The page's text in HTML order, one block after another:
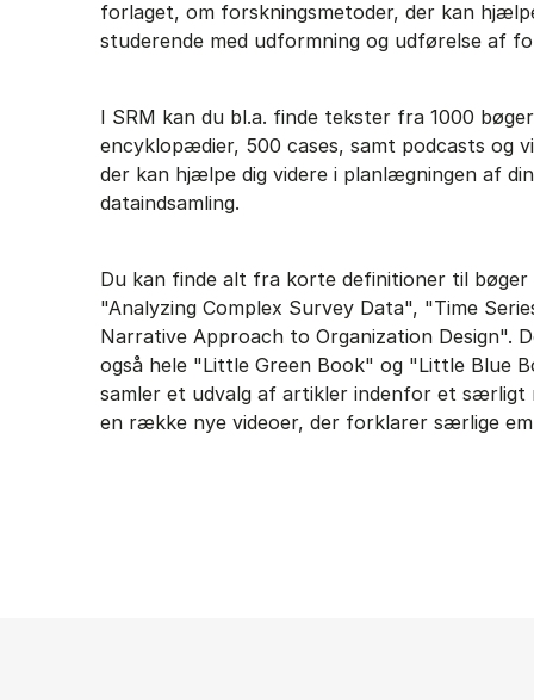
forlaget, om forskningsmetoder, der kan
studerende med udformning og udførelse af
I SRM kan du bl.a. finde tekster fra 1000
encyklopædier, 500 cases, samt podcasts og
der kan hjælpe dig videre i planlægningen af
dataindsamling.
Du kan finde alt fra korte definitioner til bøger
"Analyzing Complex Survey Data", "Time
Narrative Approach to Organization Design".
også hele "Little Green Book" og "Little Blue
samler et udvalg af artikler indenfor et særligt
en række nye videoer, der forklarer særlige